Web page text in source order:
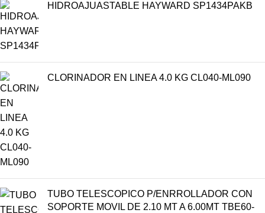
HIDROAJUASTABLE HAYWARD SP1434PAKB
CLORINADOR EN LINEA 4.0 KG CL040-ML090
TUBO TELESCOPICO P/ENRROLLADOR CON
SOPORTE MOVIL DE 2.10 MT A 6.00MT TBE60-